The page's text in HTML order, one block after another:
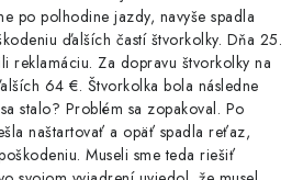
po polhodine jazdy, navyše spadla
ďalších častí štvorkolky. Dňa 25.
reklamáciu. Za dopravu štvorkolky na
64 €. Štvorkolka bola následne
stalo? Problém sa zopakoval. Po
naštartovať a opäť spadla reťaz,
Museli sme teda riešiť